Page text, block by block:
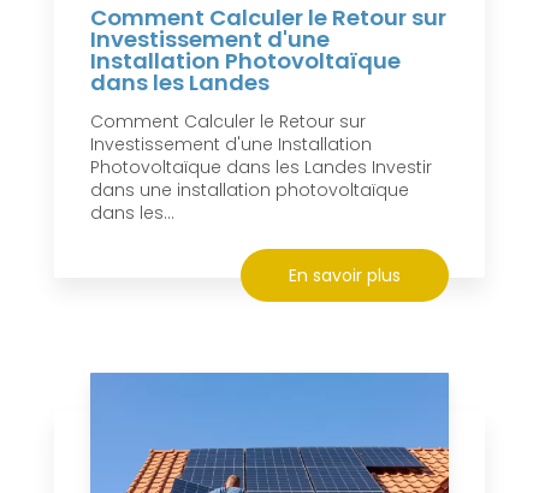
Comment Calculer le Retour sur
Investissement d'une
Installation Photovoltaïque
dans les Landes
Comment Calculer le Retour sur
Investissement d'une Installation
Photovoltaïque dans les Landes Investir
dans une installation photovoltaïque
dans les...
En savoir plus